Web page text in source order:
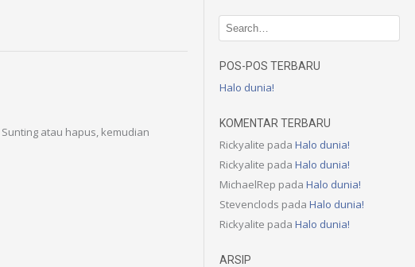
atau hapus, kemudian
POS-POS TERBARU
Halo dunia!
KOMENTAR TERBARU
Rickyalite pada Halo dunia!
Rickyalite pada Halo dunia!
MichaelRep pada Halo dunia!
Stevenclods pada Halo dunia!
Rickyalite pada Halo dunia!
ARSIP